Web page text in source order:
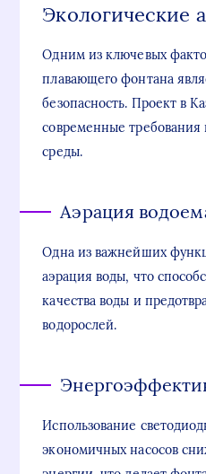
Экологические
Одним из ключевых
плавающего фонтана
безопасность. Проект в
современные
среды.
Аэрация
Одна из важнейших
аэрация воды, что
качества воды и
водорослей.
Использование
экономичных насосов